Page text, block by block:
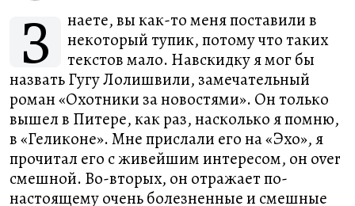
З
наете, вы как-то меня поставили в
некоторый тупик, потому что таких
текстов мало. Навскидку я мог бы
назвать Гугу Лолишвили, замечательный
роман «Охотники за новостями». Он только
вышел в Питере, как раз, насколько я помню,
в «Геликоне». Мне прислали его на «Эхо», я
прочитал его с живейшим интересом, он оver
смешной. Во-вторых, он отражает по-
настоящему очень болезненные и смешные